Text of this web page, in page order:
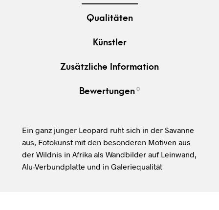
Qualitäten
Künstler
Zusätzliche Information
Bewertungen 0
Ein ganz junger Leopard ruht sich in der Savanne
aus, Fotokunst mit den besonderen Motiven aus
der Wildnis in Afrika als Wandbilder auf Leinwand,
Alu-Verbundplatte und in Galeriequalität